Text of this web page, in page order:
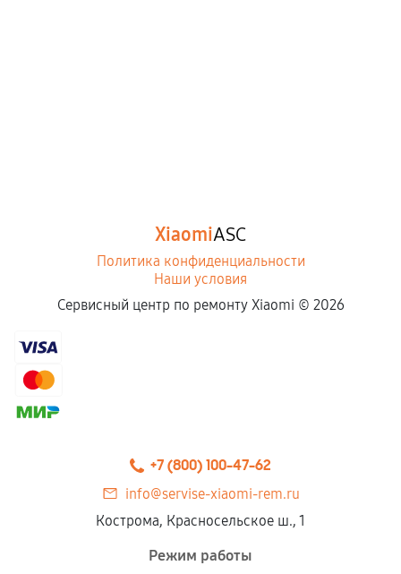
XiaomiASC
Политика конфиденциальности
Наши условия
Сервисный центр по ремонту Xiaomi © 2026
+7 (800) 100-47-62
info@servise-xiaomi-rem.ru
Кострома, Красносельское ш., 1
Режим работы